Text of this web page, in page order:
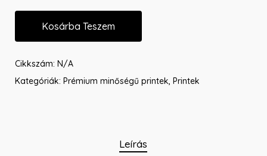
Kosárba Teszem
Cikkszám: N/A
Kategóriák: Prémium minőségű printek, Printek
Leírás